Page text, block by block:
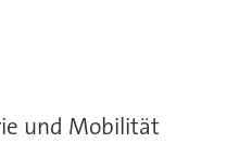
und Mobilität